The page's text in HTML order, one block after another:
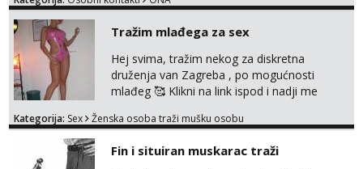
Tražim mlađega za sex
Hej svima, tražim nekog za diskretna
druženja van Zagreba , po mogućnosti
mlađeg 🥰 Klikni na link ispod i nadji me
Kategorija: Sex Ženska osoba traži mušku osobu
Fin i situiran muskarac traži